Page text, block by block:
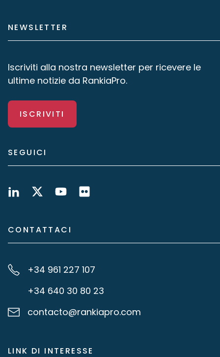
NEWSLETTER
Iscriviti alla nostra newsletter per ricevere le
ultime notizie da RankiaPro.
ISCRIVITI
SEGUICI
CONTATTACI
+34 961 227 107
+34 640 30 80 23
contacto@rankiapro.com
LINK DI INTERESSE